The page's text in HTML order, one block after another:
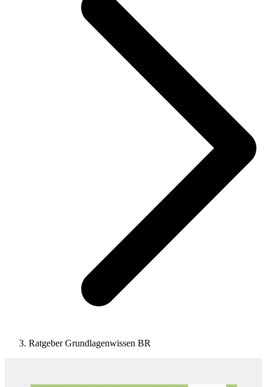
Ratgeber Grundlagenwissen BR